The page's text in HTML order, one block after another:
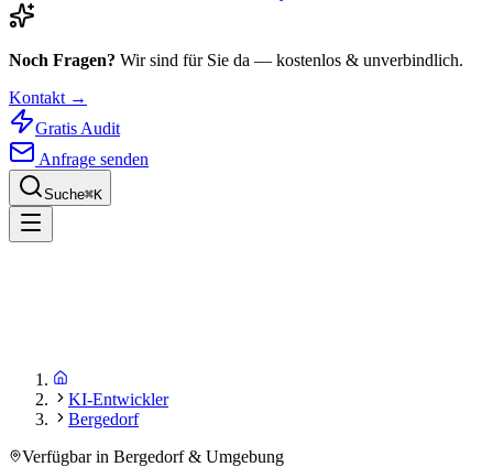
Noch Fragen? Wir sind für Sie da — kostenlos & unverbindlich.
Kontakt →
Gratis Audit
Anfrage senden
Suche⌘K
KI-Entwickler
Bergedorf
Verfügbar in Bergedorf & Umgebung